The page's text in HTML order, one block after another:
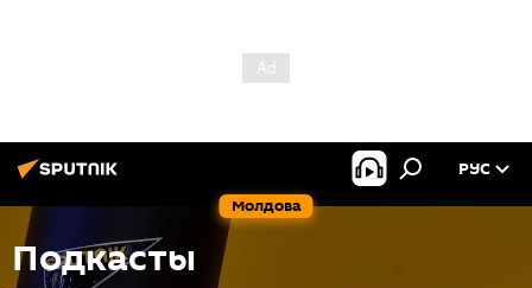
Молдова
РУС
Подкасты